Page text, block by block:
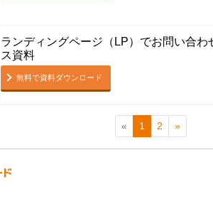
ランディングページ（LP）でお問い合
ス資料
無料で資料ダウンロード
« 1 2 »